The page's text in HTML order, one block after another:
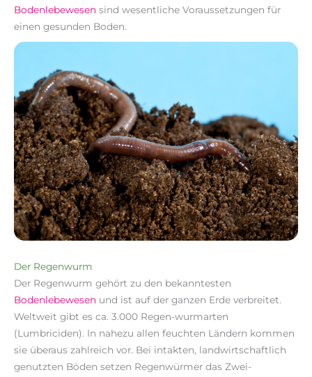
Bodenlebewesen sind wesentliche Voraussetzungen für
einen gesunden Boden.
Der Regenwurm
Der Regenwurm gehört zu den bekanntesten
Bodenlebewesen und ist auf der ganzen Erde verbreitet.
Weltweit gibt es ca. 3.000 Regen-wurmarten
(Lumbriciden). In nahezu allen feuchten Ländern kommen
sie überaus zahlreich vor. Bei intakten, landwirtschaftlich
genutzten Böden setzen Regenwürmer das Zwei-